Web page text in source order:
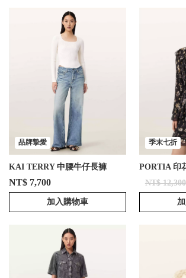
品牌摯愛
KAI TERRY 中腰牛仔長褲
NT$ 7,700
加入購物車
季末七折
PORTIA 印
NT$ 12,300